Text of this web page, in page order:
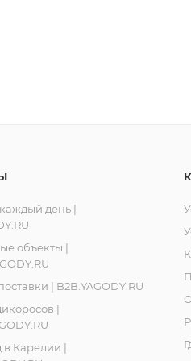
день |
объекты |
| B2B.YAGODY.RU
|
в Карелии |